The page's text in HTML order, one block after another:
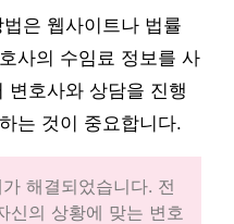
은 웹사이트나 법률
사의 수임료 정보를 사
변호사와 상담을 진행
는 것이 중요합니다.
해결되었습니다. 전
신의 상황에 맞는 변호